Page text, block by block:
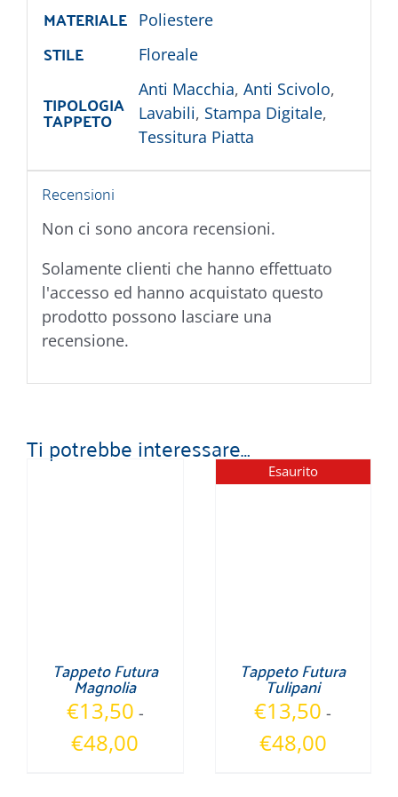
MATERIALE Poliestere
STILE Floreale
TIPOLOGIA
TAPPETO
Anti Macchia, Anti Scivolo,
Lavabili, Stampa Digitale,
Tessitura Piatta
Recensioni
Non ci sono ancora recensioni.
Solamente clienti che hanno effettuato
l'accesso ed hanno acquistato questo
prodotto possono lasciare una
recensione.
Ti potrebbe interessare…
Tappeto Futura
Magnolia
€13,50 -
€48,00
Esaurito
Tappeto Futura
Tulipani
€13,50 -
€48,00Fascia